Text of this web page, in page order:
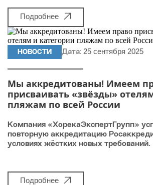
Подробнее
НОВОСТИ Дата: 25 сентября 2025
Мы аккредитованы! Имеем
присваивать «звёзды»
пляжам по всей России
Компания «ХорекаЭкспертГрупп»
повторную аккредитацию
условиях жёстких новых требований.
Подробнее